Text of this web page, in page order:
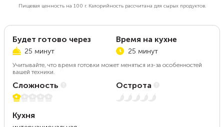
Пищевая ценность на 100 г.Калорийность рассчитана для сырых продуктов.
Будет готово через
25 минут
Время на кухне
25 минут
Учитывайте, что время готовки может меняться из-за особенностей
вашей техники.
Сложность
1 из 5
Острота
Нет остроты
Кухня